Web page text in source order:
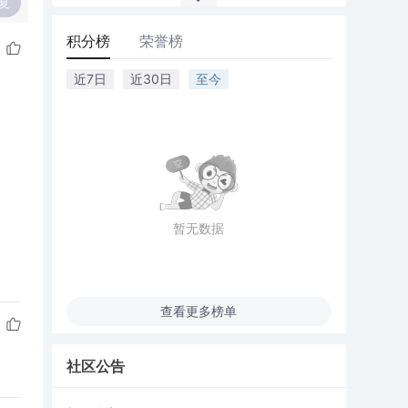
积分榜 荣誉榜
近7日 近30日 至今
暂无数据
查看更多榜单
社区公告